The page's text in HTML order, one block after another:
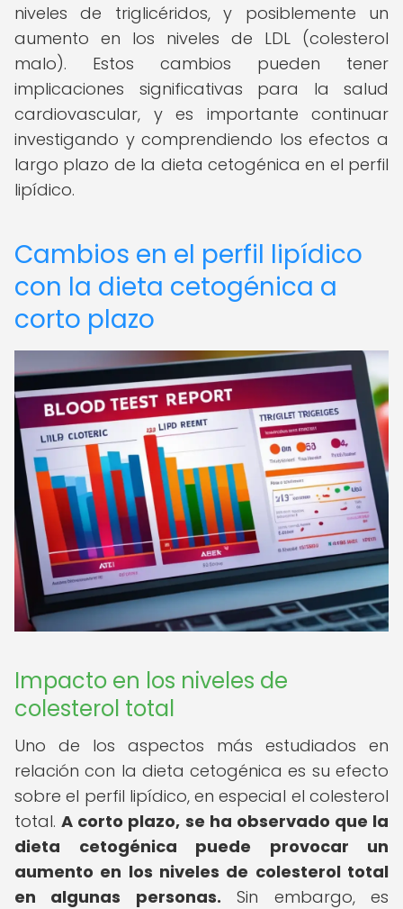
niveles de triglicéridos, y posiblemente un
aumento en los niveles de LDL (colesterol
malo). Estos cambios pueden tener
implicaciones significativas para la salud
cardiovascular, y es importante continuar
investigando y comprendiendo los efectos a
largo plazo de la dieta cetogénica en el perfil
lipídico.
Cambios en el perfil lipídico
con la dieta cetogénica a
corto plazo
Impacto en los niveles de
colesterol total
Uno de los aspectos más estudiados en
relación con la dieta cetogénica es su efecto
sobre el perfil lipídico, en especial el colesterol
total.A corto plazo, se ha observado que la
dieta cetogénica puede provocar un
aumento en los niveles de colesterol total
en algunas personas. Sin embargo, es